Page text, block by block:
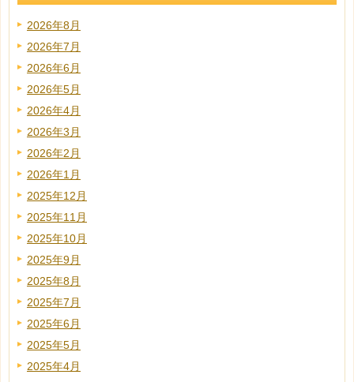
2026年8月
2026年7月
2026年6月
2026年5月
2026年4月
2026年3月
2026年2月
2026年1月
2025年12月
2025年11月
2025年10月
2025年9月
2025年8月
2025年7月
2025年6月
2025年5月
2025年4月